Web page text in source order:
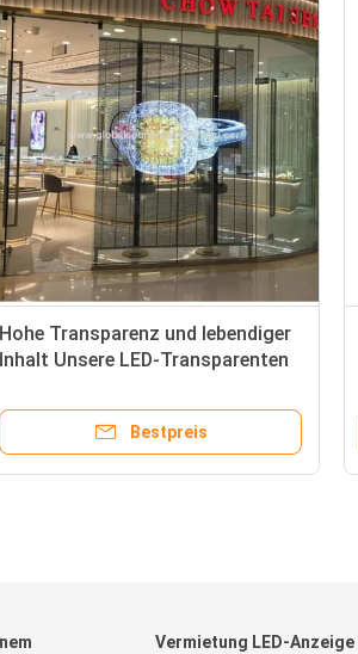
Hohe Transparenz und lebendiger
Inhalt Unsere LED-Transparenten
und Ausstellungen
Bestpreis
Vermietung LED-Anzeige